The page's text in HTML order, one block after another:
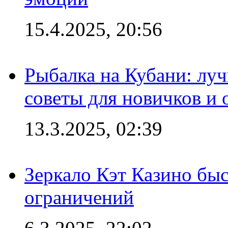
15.4.2025, 20:56
Рыбалка на Кубани:
советы для новичков
13.3.2025, 02:39
Зеркало Кэт Казино
ограничений